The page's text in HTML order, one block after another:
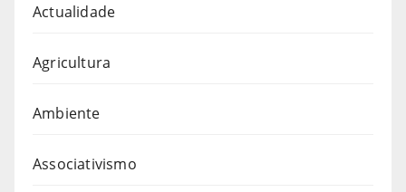
Actualidade
Agricultura
Ambiente
Associativismo